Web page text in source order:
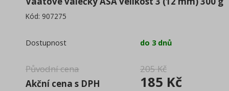
Ultrazvukové čističky
Kód: 907275
Dostupnost do 3 dnů
Původní cena
205 Kč
Akční cena s DPH
185 Kč